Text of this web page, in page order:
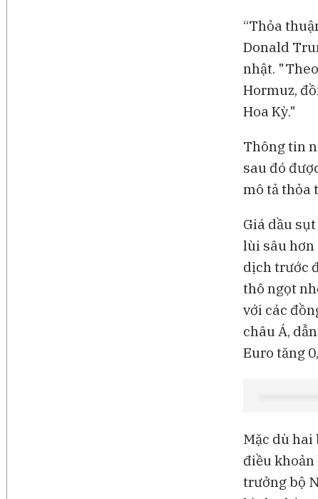
“Thỏa
Donald
nhật.
Hormuz,
Hoa Kỳ."
Thông tin
sau đó
mô tả thỏa
Giá dầu
lùi sâu hơn
dịch trước
thô ngọt
với các
châu Á,
Euro tăng
Mặc dù hai
điều
trưởng bộ